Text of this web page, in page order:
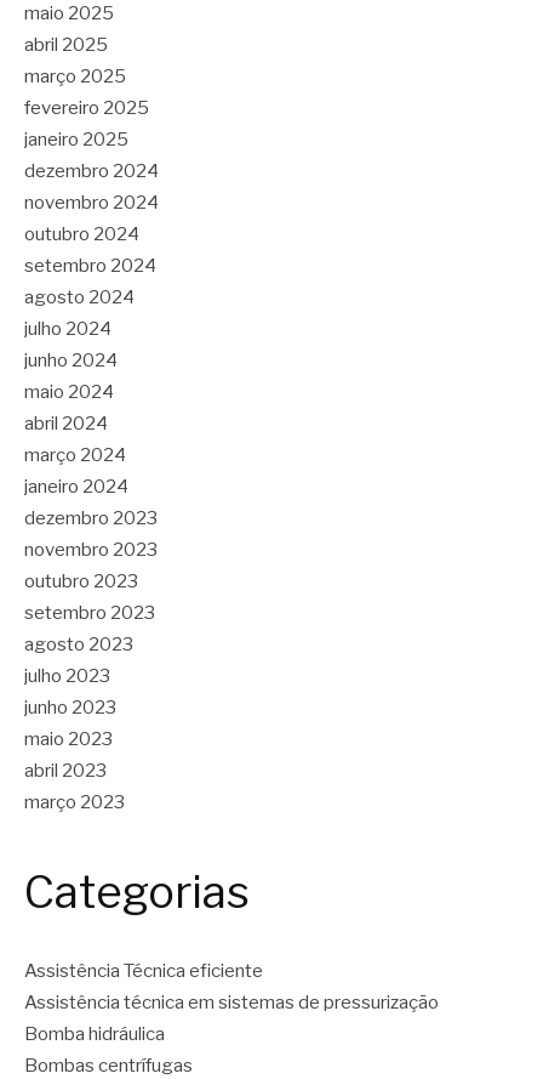
maio 2025
abril 2025
março 2025
fevereiro 2025
janeiro 2025
dezembro 2024
novembro 2024
outubro 2024
setembro 2024
agosto 2024
julho 2024
junho 2024
maio 2024
abril 2024
março 2024
janeiro 2024
dezembro 2023
novembro 2023
outubro 2023
setembro 2023
agosto 2023
julho 2023
junho 2023
maio 2023
abril 2023
março 2023
Categorias
Assistência Técnica eficiente
Assistência técnica em sistemas de pressurização
Bomba hidráulica
Bombas centrífugas